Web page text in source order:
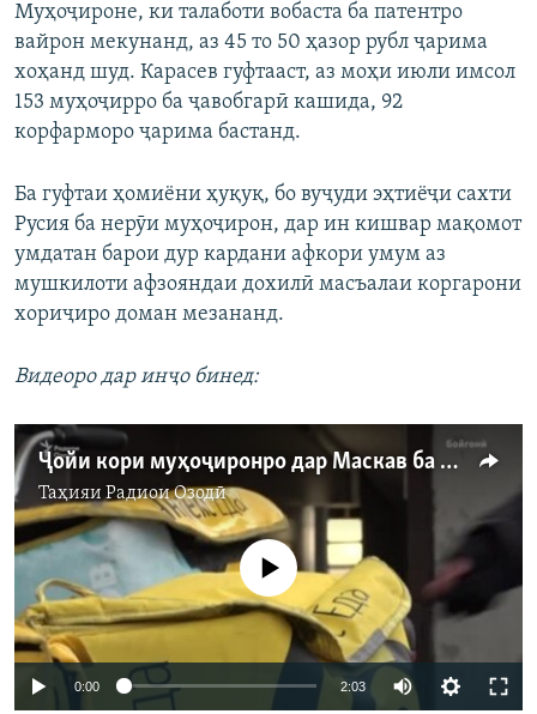
Муҳоҷироне, ки талаботи вобаста ба патентро
вайрон мекунанд, аз 45 то 50 ҳазор рубл ҷарима
хоҳанд шуд. Карасев гуфтааст, аз моҳи июли имсол
153 муҳоҷирро ба ҷавобгарӣ кашида, 92
корфарморо ҷарима бастанд.
Ба гуфтаи ҳомиёни ҳуқуқ, бо вуҷуди эҳтиёҷи сахти
Русия ба нерӯи муҳоҷирон, дар ин кишвар мақомот
умдатан барои дур кардани афкори умум аз
мушкилоти афзояндаи дохилӣ масъалаи коргарони
хориҷиро доман мезананд.
Видеоро дар инҷо бинед:
Ҷойи кори муҳоҷиронро дар Маскав ба дигарон медиҳанд
ТаҳияиРадиои Озодӣ
Феълан кор намекунад
0:00 2:03